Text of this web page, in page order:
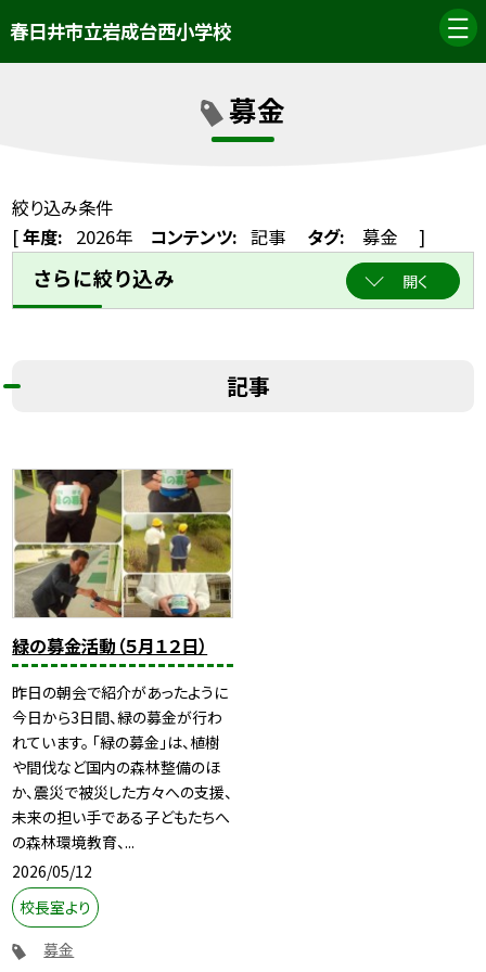
春日井市立岩成台西小学校
募金
絞り込み条件
[年度: 2026年 コンテンツ: 記事 タグ: 募金 ]
さらに絞り込み 開く
記事
緑の募金活動（５月１２日）
昨日の朝会で紹介があったように
今日から3日間、緑の募金が行わ
れています。 「緑の募金」は、植樹
や間伐など国内の森林整備のほ
か、震災で被災した方々への支援、
未来の担い手である子どもたちへ
の森林環境教育、...
2026/05/12
校長室より
募金